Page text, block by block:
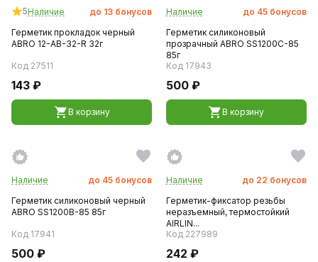
5Наличие до 13 бонусов
Герметик прокладок черный
ABRO 12-AB-32-R 32г
Код 27511
143 ₽
В корзину
Наличие до 45 бонусов
Герметик силиконовый
прозрачный ABRO SS1200C-85
85г
Код 17943
500 ₽
В корзину
Наличие до 45 бонусов
Герметик силиконовый черный
ABRO SS1200B-85 85г
Код 17941
500 ₽
Наличие до 22 бонусов
Герметик-фиксатор резьбы
неразъемный, термостойкий
AIRLIN...
Код 227989
242 ₽